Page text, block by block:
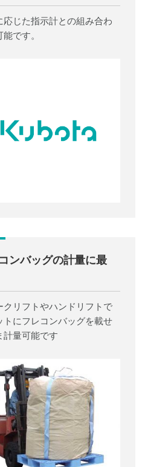
応じた指示計との組み合わ
です。
ンバッグの計量に最
クリフトやハンドリフトで
トにフレコンバッグを載せ
計量可能です